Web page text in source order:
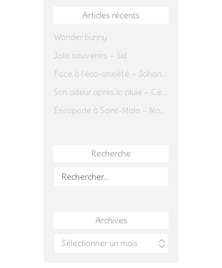
Articles récents
Wonder bunny
Jolis souvenirs – Sid
Face à l’éco-anxiété – Johannes Herrmann
Son odeur après la pluie – Cédric Sapin-Defour
Escapade à Saint-Malo – Novembre 2025 – Jour 1
Recherche
Rechercher :
Archives
Archives